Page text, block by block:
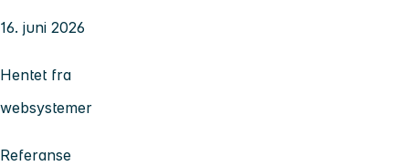
16. juni 2026
Hentet fra
websystemer
Referanse